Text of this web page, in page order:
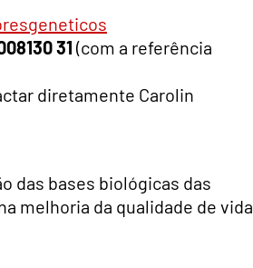
31 (com a referência
diretamente Carolin
das bases biológicas das
melhoria da qualidade de vida